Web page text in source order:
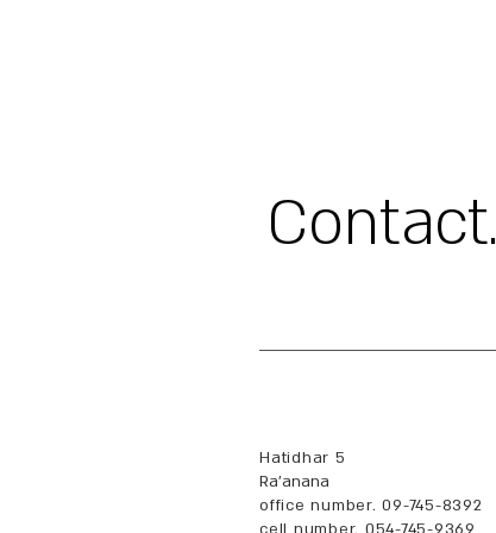
.Contact
Hatidhar 5
Ra'anana
office number. 09-745-8392